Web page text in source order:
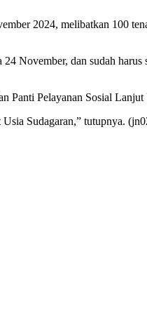
2024, melibatkan 100
November, dan sudah
Panti Pelayanan Sosial Lanjut
Sudagaran,” tutupnya.